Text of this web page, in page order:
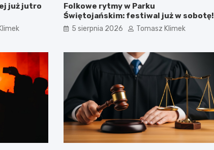
już jutro
Folkowe rytmy w Parku
Świętojańskim: festiwal już w sobotę!
5 sierpnia 2026 Tomasz Klimek